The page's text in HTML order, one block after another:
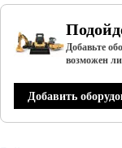
Добавьте
возможен
Добавить